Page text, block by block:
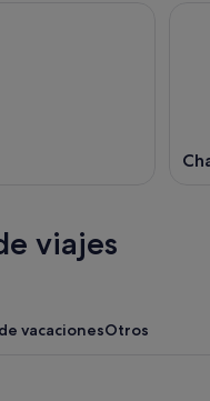
viajes
vacacionesOtros